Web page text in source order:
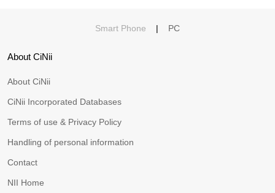
Smart Phone | PC
About CiNii
About CiNii
CiNii Incorporated Databases
Terms of use & Privacy Policy
Handling of personal information
Contact
NII Home